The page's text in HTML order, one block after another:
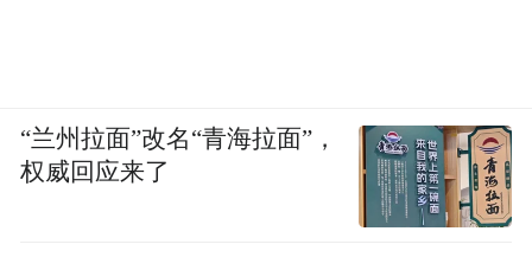
“兰州拉面”改名“青海拉面”，
权威回应来了